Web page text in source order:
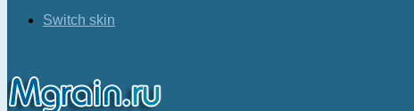
Switch skin